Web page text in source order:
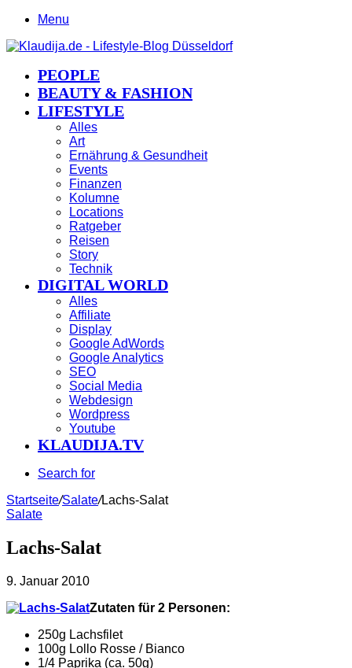
Menu
PEOPLE
BEAUTY & FASHION
LIFESTYLE
Alles
Art
Ernährung & Gesundheit
Events
Finanzen
Kolumne
Locations
Ratgeber
Reisen
Story
Technik
DIGITAL WORLD
Alles
Affiliate
Display
Google AdWords
Google Analytics
SEO
Social Media
Webdesign
Wordpress
Youtube
KLAUDIJA.TV
Search for
Startseite/Salate/Lachs-Salat
Salate
Lachs-Salat
9. Januar 2010
Zutaten für 2 Personen:
250g Lachsfilet
100g Lollo Rosse / Bianco
1/4 Paprika (ca. 50g)